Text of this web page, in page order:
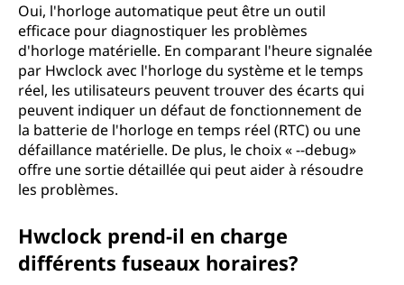
Oui, l'horloge automatique peut être un outil
efficace pour diagnostiquer les problèmes
d'horloge matérielle. En comparant l'heure signalée
par Hwclock avec l'horloge du système et le temps
réel, les utilisateurs peuvent trouver des écarts qui
peuvent indiquer un défaut de fonctionnement de
la batterie de l'horloge en temps réel (RTC) ou une
défaillance matérielle. De plus, le choix « --debug»
offre une sortie détaillée qui peut aider à résoudre
les problèmes.
Hwclock prend-il en charge
différents fuseaux horaires?